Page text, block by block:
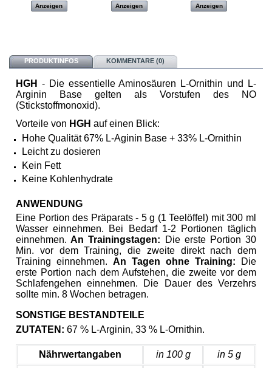
Anzeigen Anzeigen Anzeigen
PRODUKTINFOS KOMMENTARE (0)
HGH - Die essentielle Aminosäuren L-Ornithin und L-
Arginin Base gelten als Vorstufen des NO
(Stickstoffmonoxid).
Vorteile von HGH auf einen Blick:
Hohe Qualität 67% L-Aginin Base + 33% L-Ornithin
Leicht zu dosieren
Kein Fett
Keine Kohlenhydrate
ANWENDUNG
Eine Portion des Präparats - 5 g (1 Teelöffel) mit 300 ml
Wasser einnehmen. Bei Bedarf 1-2 Portionen täglich
einnehmen. An Trainingstagen: Die erste Portion 30
Min. vor dem Training, die zweite direkt nach dem
Training einnehmen. An Tagen ohne Training: Die
erste Portion nach dem Aufstehen, die zweite vor dem
Schlafengehen einnehmen.
Die Dauer des Verzehrs
sollte min. 8 Wochen betragen.
SONSTIGE BESTANDTEILE
ZUTATEN: 67 % L-Arginin, 33 % L-Ornithin.
Nährwertangaben in 100 g
in 5 g